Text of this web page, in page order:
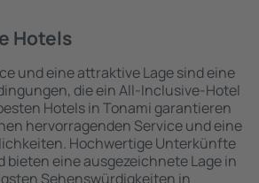
Hotels
und eine attraktive Lage sind eine
die ein All-Inclusive-Hotel
Hotels in Tonami garantieren
hervorragenden Service und eine
Hochwertige Unterkünfte
bieten eine ausgezeichnete Lage in
Sehenswürdigkeiten in